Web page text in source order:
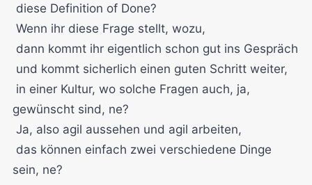
diese Definition of Done?
Wenn ihr diese Frage stellt, wozu,
dann kommt ihr eigentlich schon gut ins Gespräch
und kommt sicherlich einen guten Schritt weiter,
in einer Kultur, wo solche Fragen auch, ja,
gewünscht sind, ne?
Ja, also agil aussehen und agil arbeiten,
das können einfach zwei verschiedene Dinge
sein, ne?